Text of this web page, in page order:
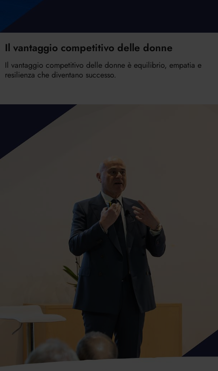
Il vantaggio competitivo delle donne
Il vantaggio competitivo delle donne è equilibrio, empatia e
resilienza che diventano successo.